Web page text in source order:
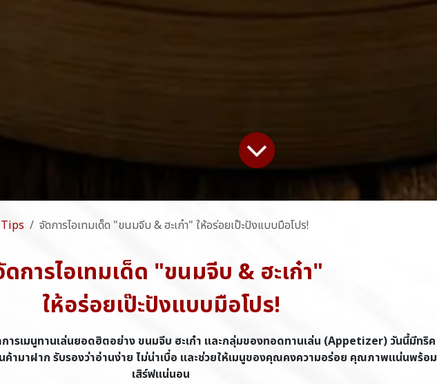
จัดการไอเทมเด็ด "ขนมจีบ & ฮะเก๋า" ให้อร่อยเป๊ะปังแบบมือโปร!
การไอเทมเด็ด "ขนมจีบ & ฮะเก๋า"
ให้อร่อยเป๊ะปังแบบมือโปร!
ารเมนูทานเล่นยอดฮิตอย่าง ขนมจีบ ฮะเก๋า และกลุ่มของทอดทานเล่น (Appetizer) วันนี้มีทริค
ามาฝาก รับรองว่าอ่านง่าย ไม่น่าเบื่อ และช่วยให้เมนูของคุณคงความอร่อย คุณภาพแน่นพร้อม
เสิร์ฟแน่นอน